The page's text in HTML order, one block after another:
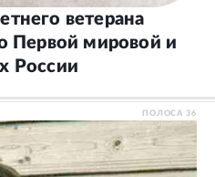
ветерана
Первой мировой и
России
ПОЛОСА36